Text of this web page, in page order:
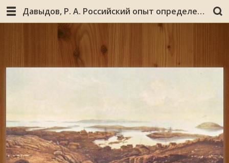
Давыдов, Р. А. Российский опыт определения границ территориальных вод и охраны морских ресурсов в Евро-Арктическом регионе (1860-е–начало 1910-х гг.) : монография / Р. А. Давыдов ; Федер. агентство по образованию, Гос. образоват. учреждение высш. проф. образования «Помор. гос. ун-т им. М. В. Ломоносова» [и др.]. - Архангельск : Поморский университет, 2009.